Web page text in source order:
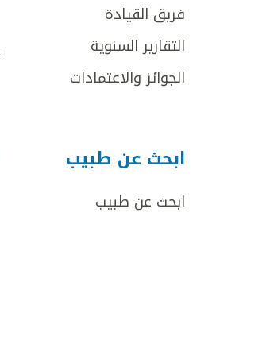
فريق القيادة
التقارير السنوية
الجوائز والاعتمادات
ابحث عن طبيب
ابحث عن طبيب